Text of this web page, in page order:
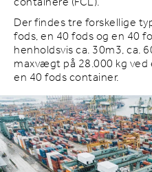
Der findes tre forskellige
fods, en 40 fods og en 40
henholdsvis ca. 30m3, ca.
maxvægt på 28.000 kg
en 40 fods container.